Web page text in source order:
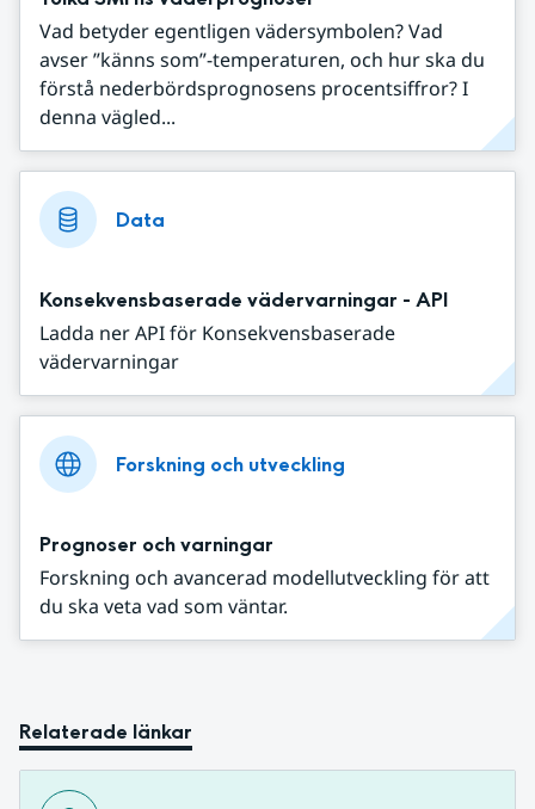
Vad betyder egentligen vädersymbolen? Vad
avser ”känns som”-temperaturen, och hur ska du
förstå nederbördsprognosens procentsiffror? I
denna vägled...
Data
Konsekvensbaserade vädervarningar - API
Ladda ner API för Konsekvensbaserade
vädervarningar
Forskning och utveckling
Prognoser och varningar
Forskning och avancerad modellutveckling för att
du ska veta vad som väntar.
Relaterade länkar